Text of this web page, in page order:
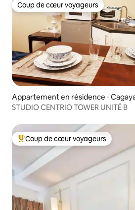
Coup de cœur voyageurs
Coup de cœur voyageurs
Appartement en résidence ⋅
STUDIO CENTRIO TOWER UNITÉ B
Coups de cœur voyageurs les plus
Coup de cœur voyageurs